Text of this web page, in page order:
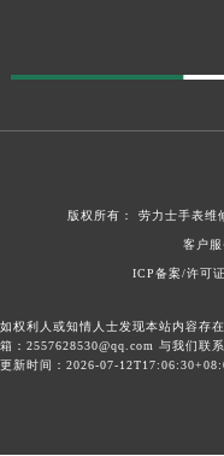
版权所有： 劳力士手表维
客户服
ICP备案/许可证
如权利人或知情人士发现本站内容存
箱：2557628530@qq.com 与我们联
更新时间：2026-07-